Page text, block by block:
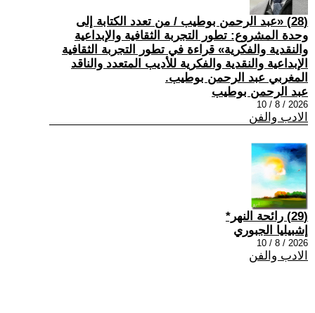
(28) «عبد الرحمن بوطيب / من تعدد الكتابة إلى
وحدة المشروع: تطور التجربة الثقافية والإبداعية
والنقدية والفكرية» قراءة في تطور التجربة الثقافية
الإبداعية والنقدية والفكرية للأديب المتعدد والناقد
المغربي عبد الرحمن بوطيب.
عبد الرحمن بوطيب
2026 / 8 / 10
الادب والفن
(29) رائحة النهر*
إشبيليا الجبوري
2026 / 8 / 10
الادب والفن